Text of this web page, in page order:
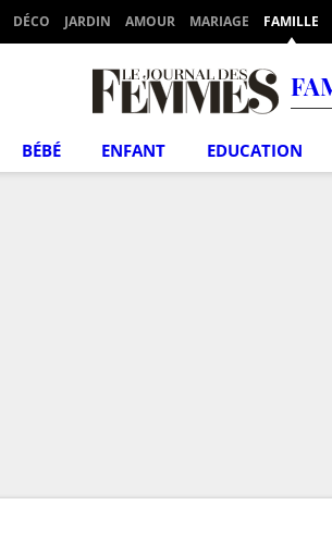
DÉCO JARDIN AMOUR MARIAGE FAMILLE
BÉBÉ ENFANT EDUCATION